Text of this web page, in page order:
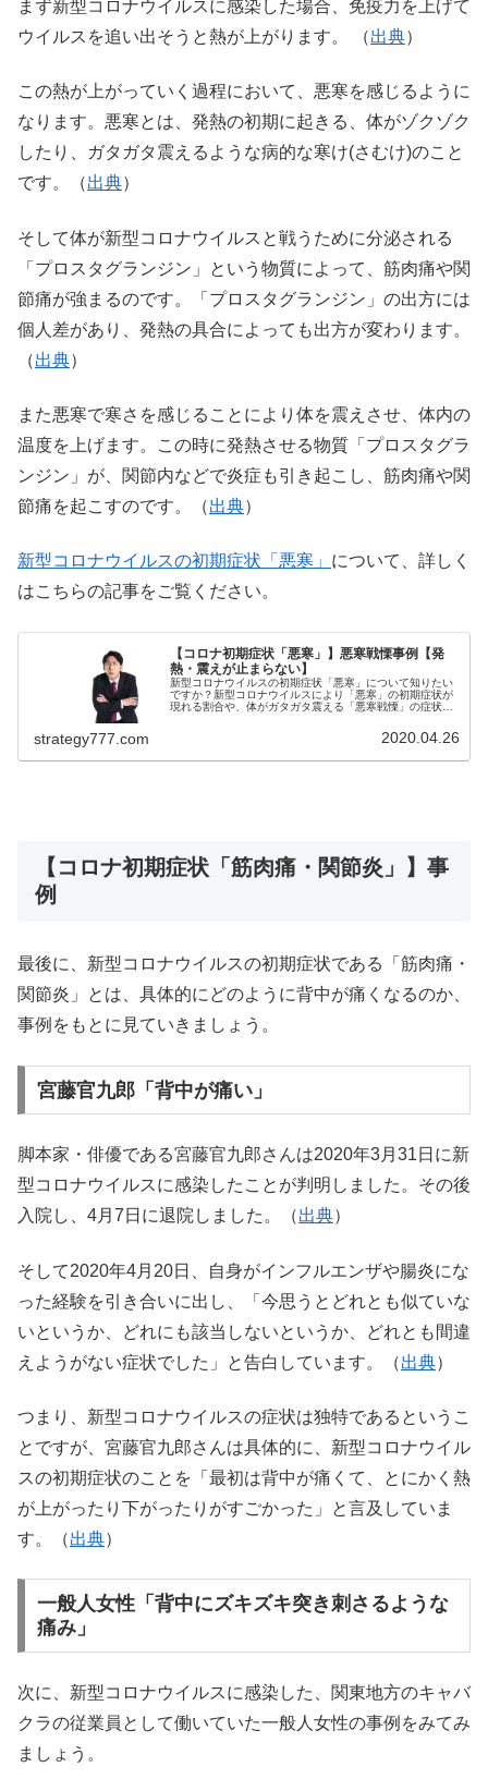
まず新型コロナウイルスに感染した場合、免疫力を上げて
ウイルスを追い出そうと熱が上がります。 （出典）
この熱が上がっていく過程において、悪寒を感じるように
なります。悪寒とは、発熱の初期に起きる、体がゾクゾク
したり、ガタガタ震えるような病的な寒け(さむけ)のこと
です。（出典）
そして体が新型コロナウイルスと戦うために分泌される
「プロスタグランジン」という物質によって、筋肉痛や関
節痛が強まるのです。「プロスタグランジン」の出方には
個人差があり、発熱の具合によっても出方が変わります。
（出典）
また悪寒で寒さを感じることにより体を震えさせ、体内の
温度を上げます。この時に発熱させる物質「プロスタグラ
ンジン」が、関節内などで炎症も引き起こし、筋肉痛や関
節痛を起こすのです。（出典）
新型コロナウイルスの初期症状「悪寒」 について、詳しく
はこちらの記事をご覧ください。
【コロナ初期症状「悪寒」】悪寒戦慄事例【発
熱・震えが止まらない】
新型コロナウイルスの初期症状「悪寒」について知りたい
ですか？新型コロナウイルスにより「悪寒」の初期症状が
現れる割合や、体がガタガタ震える「悪寒戦慄」の症状が
strategy777.com 2020.04.26
【コロナ初期症状「筋肉痛・関節炎」】事
例
最後に、新型コロナウイルスの初期症状である「筋肉痛・
関節炎」とは、具体的にどのように背中が痛くなるのか、
事例をもとに見ていきましょう。
宮藤官九郎「背中が痛い」
脚本家・俳優である宮藤官九郎さんは2020年3月31日に新
型コロナウイルスに感染したことが判明しました。その後
入院し、4月7日に退院しました。（出典）
そして2020年4月20日、自身がインフルエンザや腸炎にな
った経験を引き合いに出し、「今思うとどれとも似ていな
いというか、どれにも該当しないというか、どれとも間違
えようがない症状でした」と告白しています。（出典）
つまり、新型コロナウイルスの症状は独特であるというこ
とですが、宮藤官九郎さんは具体的に、新型コロナウイル
スの初期症状のことを「最初は背中が痛くて、とにかく熱
が上がったり下がったりがすごかった」と言及していま
す。（出典）
一般人女性「背中にズキズキ突き刺さるような
痛み」
次に、新型コロナウイルスに感染した、関東地方のキャバ
クラの従業員として働いていた一般人女性の事例をみてみ
ましょう。